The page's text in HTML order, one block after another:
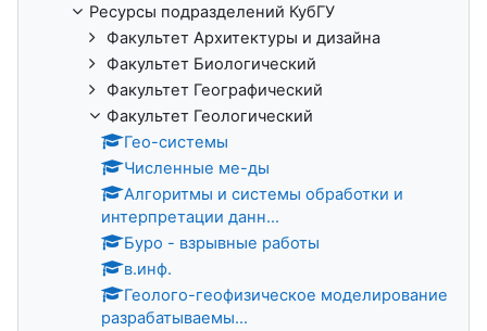
Ресурсы подразделений КубГУ
Факультет Архитектуры и дизайна
Факультет Биологический
Факультет Географический
Факультет Геологический
Гео-системы
Численные ме-ды
Алгоритмы и системы обработки и
интерпретации данн...
Буро - взрывные работы
в.инф.
Геолого-геофизическое моделирование
разрабатываемы...